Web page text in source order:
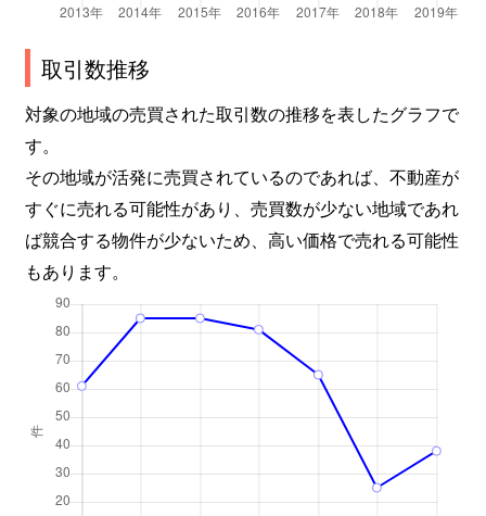
取引数推移
対象の地域の売買された取引数の推移を表したグラフで
す。
その地域が活発に売買されているのであれば、不動産が
すぐに売れる可能性があり、売買数が少ない地域であれ
ば競合する物件が少ないため、高い価格で売れる可能性
もあります。